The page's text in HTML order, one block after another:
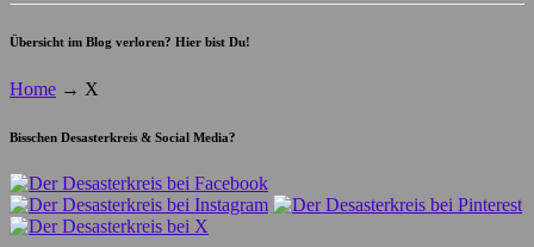
Übersicht im Blog verloren? Hier bist Du!
Home → X
Bisschen Desasterkreis & Social Media?